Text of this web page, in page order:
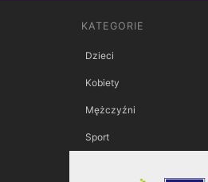
KATEGORIE
Dzieci
Kobiety
Mężczyźni
Sport